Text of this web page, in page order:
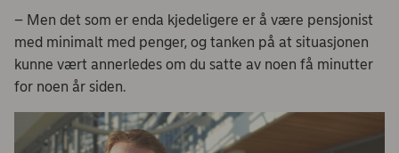
– Men det som er enda kjedeligere er å være pensjonist
med minimalt med penger, og tanken på at situasjonen
kunne vært annerledes om du satte av noen få minutter
for noen år siden.